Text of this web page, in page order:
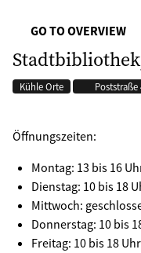
GO TO OVERVIEW
Kühle Orte Poststraße
Öffnungszeiten:
Montag: 13 bis 16
Dienstag: 10 bis 18
Mittwoch:
Donnerstag: 10 bis
Freitag: 10 bis 18 Uhr